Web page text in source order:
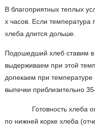
В благоприятных теплых
х часов. Если
хлеба длится дольше.
Подошедший хлеб ставим в
выдерживаем при этой
допекаем при
выпечки приблизительно
Готовность хлеба
по нижней корке хлеба